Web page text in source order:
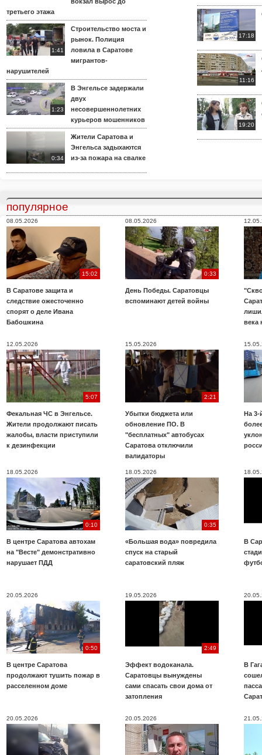
третьего этажа
1:41
Строительство моста и
рынок. Полиция
ловила в Саратове
мигрантов-
нарушителей
1:23
В Энгельсе задержали
двух
несовершеннолетних
курьеров мошенников
0:34
Жители Саратова и
Энгельса задыхаются
из-за пожара на свалке
17:18
11:16
19:20
популярное
08.05.2026
15:02
В Саратове защита и
следствие ожесточенно
спорят о деле Ивана
Бабошкина
08.05.2026
0:33
День Победы. Саратовцы
вспоминают детей войны
века
12.05.2026
5:07
Фекальная ЧС в Энгельсе.
Жители продолжают писать
жалобы, власти приступили
к дезинфекции
15.05.2026
2:21
Убытки бюджета или
обновление ПО. В
"бесплатных" автобусах
Саратова отключили
валидаторы
На 3-
18.05.2026
0:10
В центре Саратова автохам
на "Весте" демонстративно
нарушает ПДД
18.05.2026
0:35
«Большая вода» повредила
спуск на старый
саратовский пляж
В
20.05.2026
0:50
В центре Саратова
продолжают тушить пожар в
расселенном доме
19.05.2026
2:49
Эффект водоканала.
Саратовцы вынуждены
сами спасать свои дома от
затопления
В
20.05.2026 20.05.2026